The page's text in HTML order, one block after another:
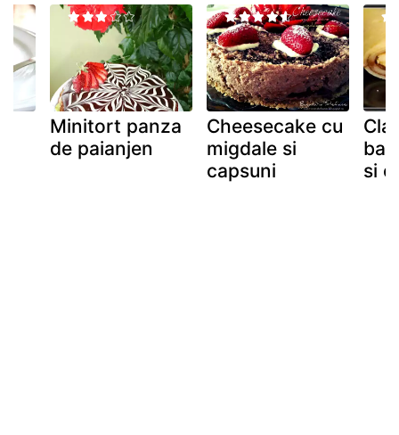
Minitort panza
de paianjen
Cheesecake cu
migdale si
capsuni
si